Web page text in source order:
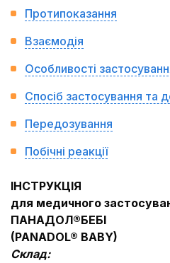
Протипоказання
Взаємодія
Особливості
Спосіб застосування та
Передозування
Побічні реакції
ІНСТРУКЦІЯ
для медичного
ПАНАДОЛ®БЕБІ
(PANADOL® BABY)
Склад: